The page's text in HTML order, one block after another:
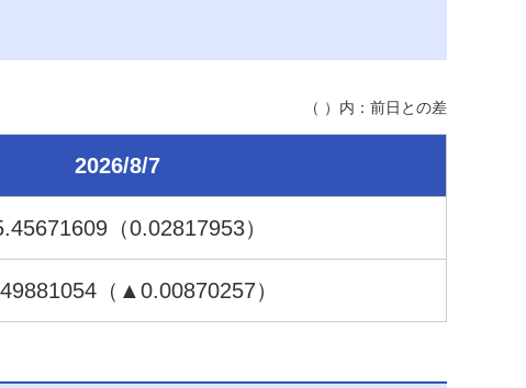
（ ）内：前日との差
2026/8/7
671609 （0.02817953）
881054 （▲0.00870257）